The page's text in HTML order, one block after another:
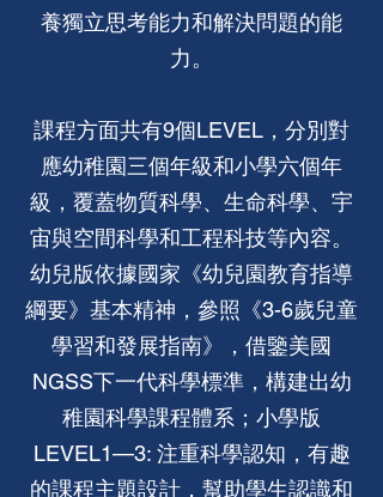
養獨立思考能力和解決問題的能
力。
課程方面共有9個LEVEL，分別對
應幼稚園三個年級和小學六個年
級，覆蓋物質科學、生命科學、宇
宙與空間科學和工程科技等內容。
幼兒版依據國家《幼兒園教育指導
綱要》基本精神，參照《3-6歲兒童
學習和發展指南》，借鑒美國
NGSS下一代科學標準，構建出幼
稚園科學課程體系；小學版
LEVEL1—3: 注重科學認知，有趣
的課程主題設計，幫助學生認識和